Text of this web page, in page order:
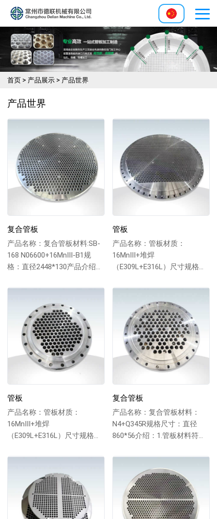
首页 > 产品展示 > 产品世界
产品世界
复合管板
产品名称：复合管板材料:SB-
168 N06600+16MnIII-B1规
格：直径2448*130产品介绍：
管板
产品名称：管板材质：
16MnIII+堆焊
（E309L+E316L）尺寸规格：
1.管...
管板
产品名称：管板材质：
16MnIII+堆焊
（E309L+E316L）尺寸规格：
制造检验...
复合管板
产品名称：复合管板材料：
N4+Q345R规格尺寸：直径
860*56介绍：1.管板材料符合